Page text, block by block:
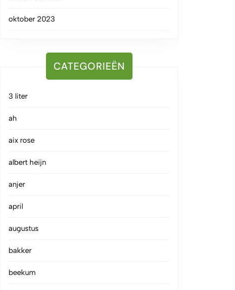
oktober 2023
CATEGORIEËN
3 liter
ah
aix rose
albert heijn
anjer
april
augustus
bakker
beekum